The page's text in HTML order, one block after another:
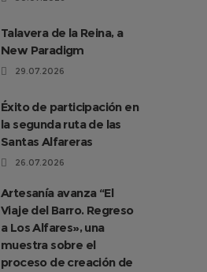
Talavera de la Reina, a
New Paradigm
29.07.2026
Éxito de participación en
la segunda ruta de las
Santas Alfareras
26.07.2026
Artesanía avanza “El
Viaje del Barro. Regreso
a Los Alfares», una
muestra sobre el
proceso de creación de